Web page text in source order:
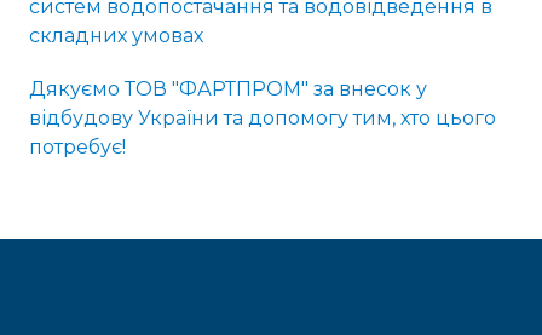
систем водопостачання та водовідведення в
складних умовах
Дякуємо ТОВ "ФАРТПРОМ" за внесок у
відбудову України та допомогу тим, хто цього
потребує!